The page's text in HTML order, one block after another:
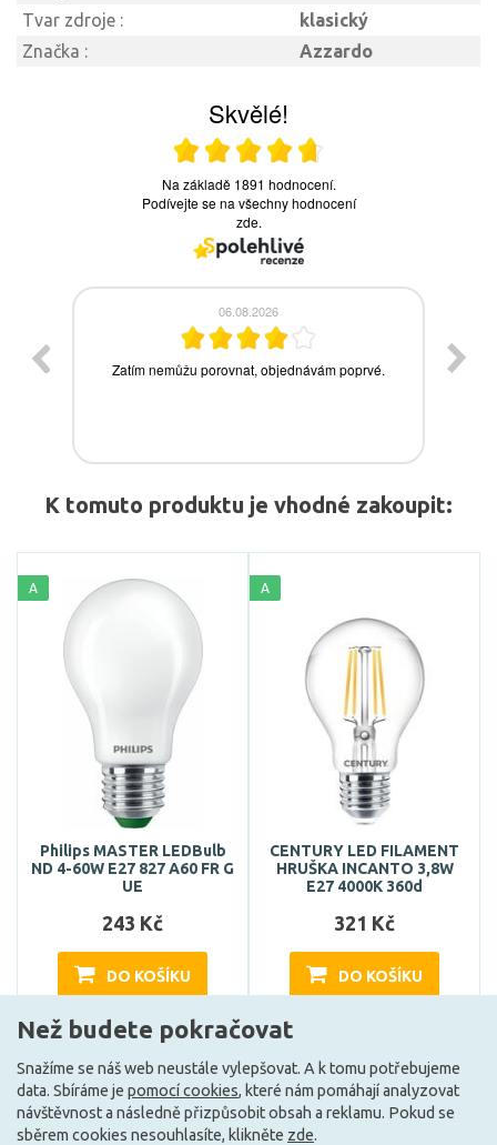
Tvar zdroje :
klasický
Značka :
Azzardo
K tomuto produktu je vhodné zakoupit:
A
Philips MASTER LEDBulb
ND 4-60W E27 827 A60 FR G
UE
243 Kč
DO KOŠÍKU
Skladem e-shop (5 ks)
A
CENTURY LED FILAMENT
HRUŠKA INCANTO 3,8W
E27 4000K 360d
321 Kč
DO KOŠÍKU
Může být u Vás 17. 8.
Než budete pokračovat
Snažíme se náš web neustále vylepšovat. A k tomu potřebujeme
data. Sbíráme je pomocí cookies, které nám pomáhají analyzovat
návštěvnost a následně přizpůsobit obsah a reklamu. Pokud se
sběrem cookies nesouhlasíte, klikněte zde.